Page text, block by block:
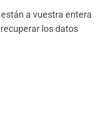
a vuestra entera
los datos